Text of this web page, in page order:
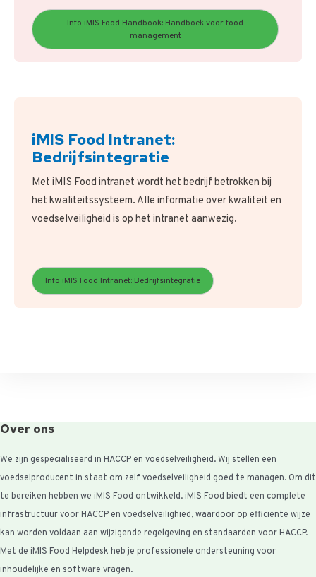
Info iMIS Food Handbook: Handboek voor food
management
iMIS Food Intranet:
Bedrijfsintegratie
Met iMIS Food intranet wordt het bedrijf betrokken bij
het kwaliteitssysteem. Alle informatie over kwaliteit en
voedselveiligheid is op het intranet aanwezig.
Info iMIS Food Intranet: Bedrijfsintegratie
Over ons
We zijn gespecialiseerd in HACCP en voedselveiligheid. Wij stellen een
voedselproducent in staat om zelf voedselveiligheid goed te managen. Om dit
te bereiken hebben we iMIS Food ontwikkeld. iMIS Food biedt een complete
infrastructuur voor HACCP en voedselveilighied, waardoor op efficiënte wijze
kan worden voldaan aan wijzigende regelgeving en standaarden voor HACCP.
Met de iMIS Food Helpdesk heb je professionele ondersteuning voor
inhoudelijke en software vragen.